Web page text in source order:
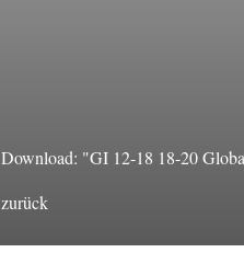
Download: "GI 12-18 18-20
zurück